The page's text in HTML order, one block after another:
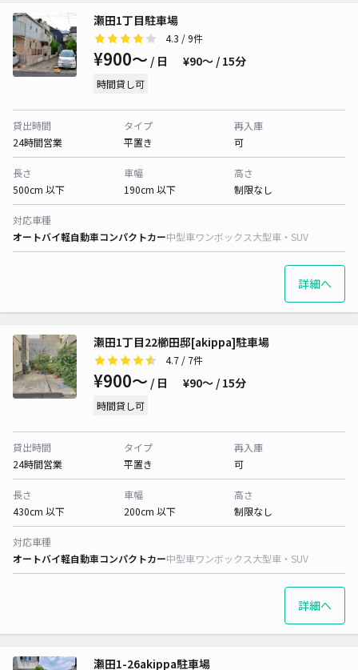
瀬田1丁目駐車場
4.3 / 9件
¥900〜 / 日 ¥90〜 / 15分
時間貸し可
貸出時間
24時間営業
タイプ
平置き
再入庫
可
長さ
500cm 以下
車幅
190cm 以下
高さ
制限なし
対応車種
オートバイ軽自動車コンパクトカー中型車ワンボックス大型車・SUV
詳細へ
瀬田1丁目22櫛田邸[akippa]駐車場
4.7 / 7件
¥900〜 / 日 ¥90〜 / 15分
時間貸し可
貸出時間
24時間営業
タイプ
平置き
再入庫
可
長さ
430cm 以下
車幅
200cm 以下
高さ
制限なし
対応車種
オートバイ軽自動車コンパクトカー中型車ワンボックス大型車・SUV
詳細へ
瀬田1-26akippa駐車場